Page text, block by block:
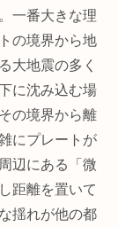
一番大きな理
の境界から地
大地震の多く
に沈み込む場
の境界から離
にプレートが
辺にある「微
距離を置いて
揺れが他の都